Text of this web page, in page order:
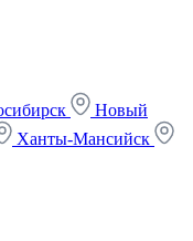
Новый
Ханты-Мансийск